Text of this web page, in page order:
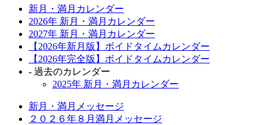
新月・満月カレンダー
2026年 新月・満月カレンダー
2027年 新月・満月カレンダー
【2026年新月版】ボイドタイムカレンダー
【2026年完全版】ボイドタイムカレンダー
- 過去のカレンダー
2025年 新月・満月カレンダー
新月・満月メッセージ
２０２６年８月満月メッセージ